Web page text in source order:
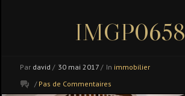
IMGP0658
Par david / 30 mai 2017 / In immobilier
/ Pas de Commentaires